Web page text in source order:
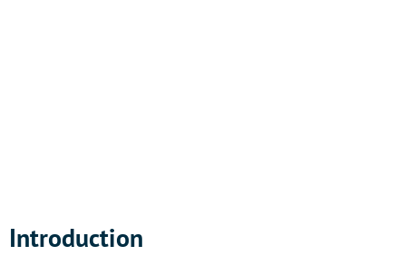
Introduction